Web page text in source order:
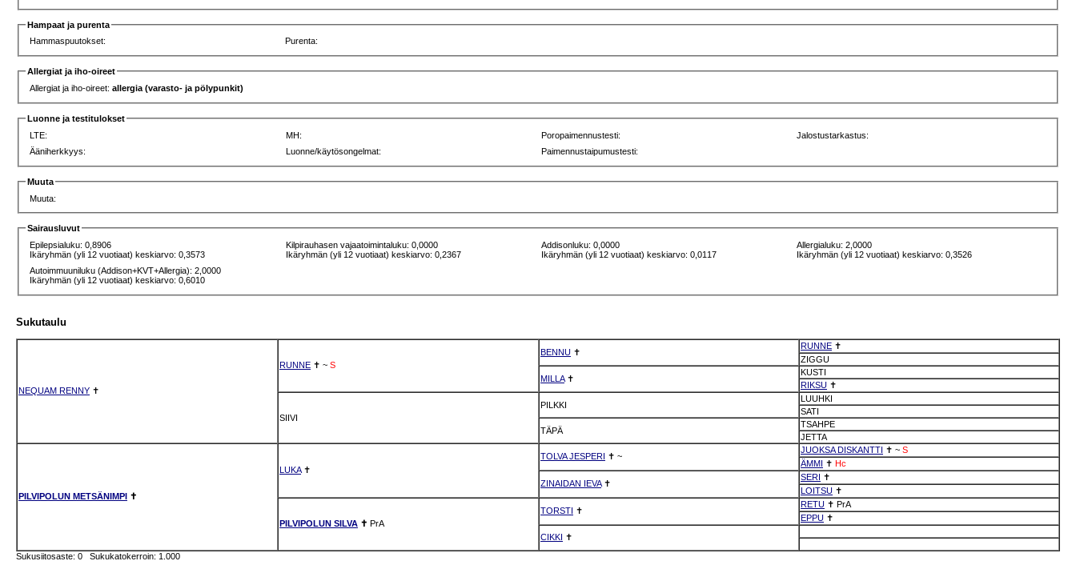
Hampaat ja purenta
Hammaspuutokset:
Purenta:
Allergiat ja iho-oireet
Allergiat ja iho-oireet:allergia (varasto- ja pölypunkit)
Luonne ja testitulokset
LTE:
MH: Poropaimennustesti:
Jalostustarkastus:
Ääniherkkyys:
Luonne/käytösongelmat: Paimennustaipumustesti:
Muuta
Muuta:
Sairausluvut
Epilepsialuku: 0,8906
Ikäryhmän (yli 12 vuotiaat) keskiarvo: 0,3573
Kilpirauhasen vajaatoimintaluku: 0,0000
Ikäryhmän (yli 12 vuotiaat) keskiarvo: 0,2367
Addisonluku: 0,0000
Ikäryhmän (yli 12 vuotiaat) keskiarvo: 0,0117
Allergialuku: 2,0000
Ikäryhmän (yli 12 vuotiaat) keskiarvo: 0,3526
Autoimmuuniluku (Addison+KVT+Allergia): 2,0000
Ikäryhmän (yli 12 vuotiaat) keskiarvo: 0,6010
Sukutaulu
NEQUAM RENNY ✝
RUNNE ✝ ~ S
BENNU ✝
RUNNE ✝
ZIGGU
MILLA✝
KUSTI
RIKSU ✝
SIIVI
PILKKI
LUUHKI
SATI
TÄPÄ
TSAHPE
JETTA
PILVIPOLUN METSÄNIMPI ✝
LUKA✝
TOLVA JESPERI ✝ ~
JUOKSA DISKANTTI ✝ ~ S
ÄMMI ✝ Hc
ZINAIDAN IEVA✝
SERI ✝
LOITSU ✝
PILVIPOLUN SILVA ✝ PrA
TORSTI ✝
RETU ✝ PrA
EPPU ✝
CIKKI ✝
Sukusiitosaste: 0 Sukukatokerroin: 1.000